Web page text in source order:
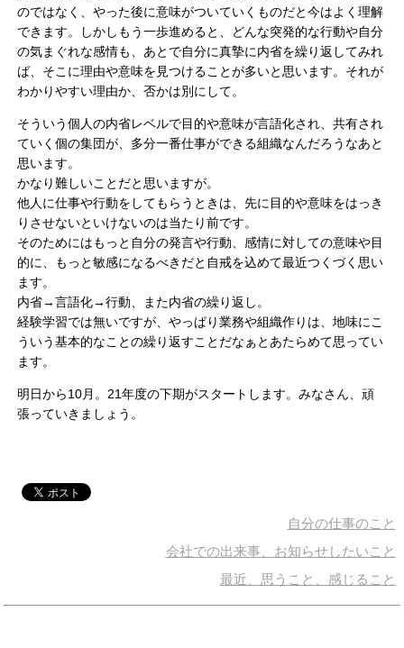
のではなく、やった後に意味がついていくものだと今はよく理解
できます。しかしもう一歩進めると、どんな突発的な行動や自分
の気まぐれな感情も、あとで自分に真摯に内省を繰り返してみれ
ば、そこに理由や意味を見つけることが多いと思います。それが
わかりやすい理由か、否かは別にして。
そういう個人の内省レベルで目的や意味が言語化され、共有され
ていく個の集団が、多分一番仕事ができる組織なんだろうなあと
思います。
かなり難しいことだと思いますが。
他人に仕事や行動をしてもらうときは、先に目的や意味をはっき
りさせないといけないのは当たり前です。
そのためにはもっと自分の発言や行動、感情に対しての意味や目
的に、もっと敏感になるべきだと自戒を込めて最近つくづく思い
ます。
内省→言語化→行動、また内省の繰り返し。
経験学習では無いですが、やっぱり業務や組織作りは、地味にこ
ういう基本的なことの繰り返すことだなぁとあたらめて思ってい
ます。
明日から10月。21年度の下期がスタートします。みなさん、頑
張っていきましょう。
自分の仕事のこと
会社での出来事、お知らせしたいこと
最近、思うこと、感じること